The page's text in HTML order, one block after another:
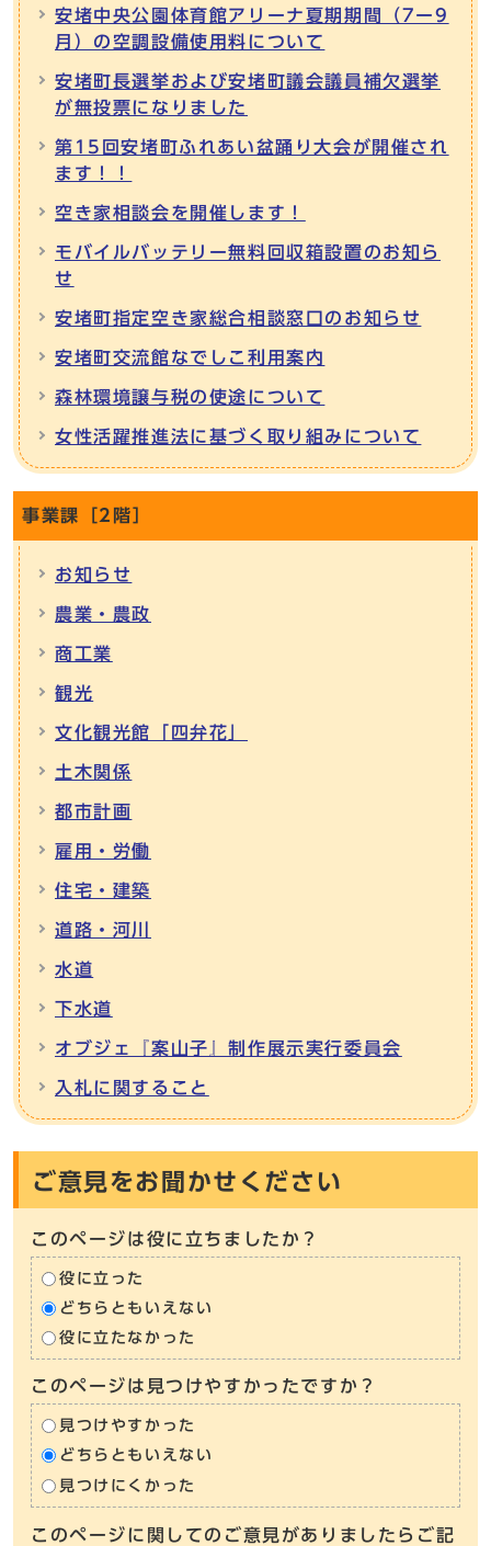
安堵中央公園体育館アリーナ夏期期間（7ー9
月）の空調設備使用料について
安堵町長選挙および安堵町議会議員補欠選挙
が無投票になりました
第15回安堵町ふれあい盆踊り大会が開催され
ます！！
空き家相談会を開催します！
モバイルバッテリー無料回収箱設置のお知ら
せ
安堵町指定空き家総合相談窓口のお知らせ
安堵町交流館なでしこ利用案内
森林環境譲与税の使途について
女性活躍推進法に基づく取り組みについて
事業課［2階］
お知らせ
農業・農政
商工業
観光
文化観光館「四弁花」
土木関係
都市計画
雇用・労働
住宅・建築
道路・河川
水道
下水道
オブジェ『案山子』制作展示実行委員会
入札に関すること
ご意見をお聞かせください
このページは役に立ちましたか？
役に立った
どちらともいえない
役に立たなかった
このページは見つけやすかったですか？
見つけやすかった
どちらともいえない
見つけにくかった
このページに関してのご意見がありましたらご記